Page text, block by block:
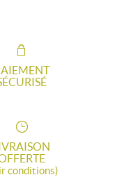
conditions)